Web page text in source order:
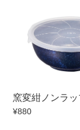
商品タイプ
通常商品
30％OFF
窯変紺ノンラ
¥880